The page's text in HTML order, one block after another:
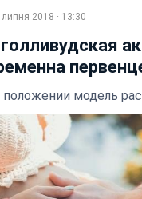
липня 2018 · 13:30
модель